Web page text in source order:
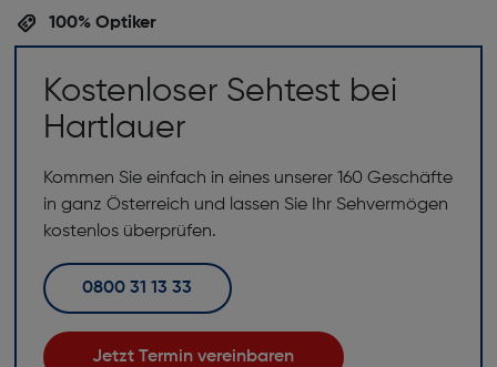
100% Optiker
Kostenloser Sehtest bei
Hartlauer
Kommen Sie einfach in eines unserer 160 Geschäfte
in ganz Österreich und lassen Sie Ihr Sehvermögen
kostenlos überprüfen.
0800 31 13 33
Jetzt Termin vereinbaren